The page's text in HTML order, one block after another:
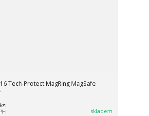
Tech-Protect MagRing MagSafe
ks
skladem